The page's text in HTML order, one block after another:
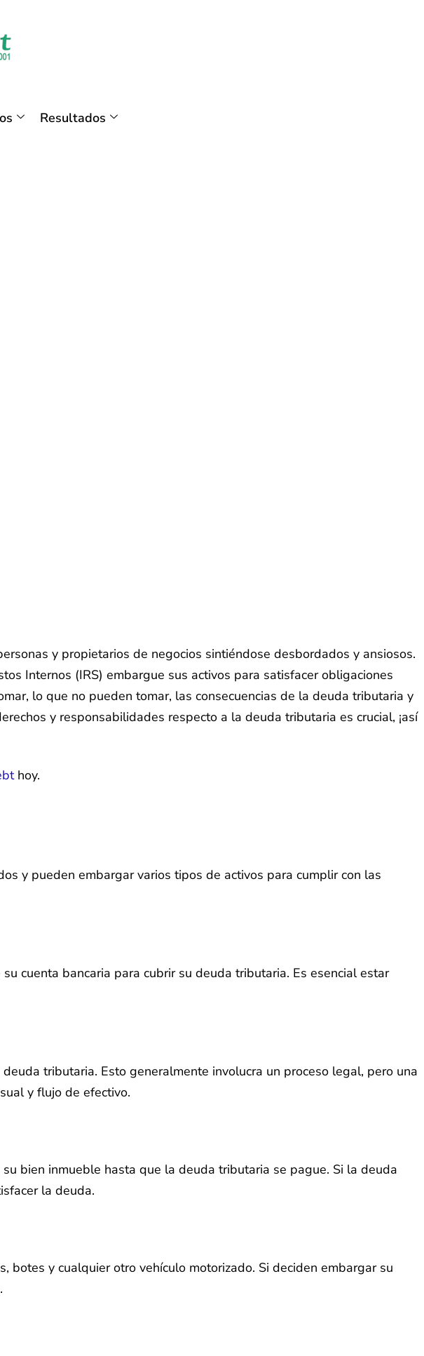
Resultados
y propietarios de negocios sintiéndose desbordados y ansiosos.
Internos (IRS) embargue sus activos para satisfacer obligaciones
lo que no pueden tomar, las consecuencias de la deuda tributaria y
y responsabilidades respecto a la deuda tributaria es crucial, ¡así
hoy.
y pueden embargar varios tipos de activos para cumplir con las
cuenta bancaria para cubrir su deuda tributaria. Es esencial estar
tributaria. Esto generalmente involucra un proceso legal, pero una
y flujo de efectivo.
bien inmueble hasta que la deuda tributaria se pague. Si la deuda
la deuda.
botes y cualquier otro vehículo motorizado. Si deciden embargar su